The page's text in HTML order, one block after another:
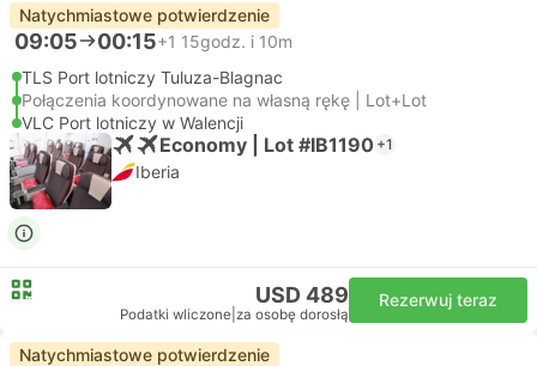
Natychmiastowe potwierdzenie
09:05 00:15+1 15godz. i 10m
TLS Port lotniczy Tuluza-Blagnac
Połączenia koordynowane na własną rękę | Lot+Lot
VLC Port lotniczy w Walencji
Economy | Lot #IB1190 +1
Iberia
USD 489
Podatki wliczone za osobę dorosłą
Rezerwuj teraz
Natychmiastowe potwierdzenie